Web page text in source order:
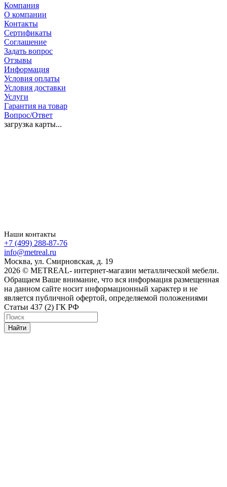
Компания
О компании
Контакты
Сертификаты
Соглашение
Задать вопрос
Отзывы
Информация
Условия оплаты
Условия доставки
Услуги
Гарантия на товар
Вопрос/Ответ
загрузка карты...
Наши контакты
+7 (499) 288-87-76
info@metreal.ru
Москва, ул. Смирновская, д. 19
2026 © METREAL- интернет-магазин металлической мебели.
Обращаем Ваше внимание, что вся информация размещенная
на данном сайте носит информационный характер и не
является публичной офертой, определяемой положениями
Статьи 437 (2) ГК РФ
Найти